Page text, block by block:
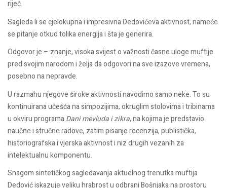
riječ.
Sagleda li se cjelokupna i impresivna Dedovićeva aktivnost, nameće
se pitanje otkud tolika energija i šta je generira.
Odgovor je – znanje, visoka svijest o važnosti časne uloge muftije
pred svojim narodom i želja da odgovori na sve izazove vremena,
posebno na nepravde.
U razmahu njegove široke aktivnosti navodimo samo neke. To su
kontinuirana učešća na simpozijima, okruglim stolovima i tribinama
u okviru programaDani mevluda i zikra, na kojima je predstavio
naučne i stručne radove, zatim pisanje recenzija, publistička,
historiografska i vjerska aktivnost i niz drugih vezanih za
intelektualnu komponentu.
Snagom sintetičkog sagledavanja aktuelnog trenutka muftija
Dedović iskazuje veliku hrabrost u odbrani Bošnjaka na prostoru